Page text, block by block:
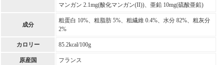
マンガン 2.1mg(酸化マンガン(II))、亜鉛 10mg(硫酸亜鉛)
成分
粗蛋白 10%、粗脂肪 5%、粗繊維 0.4%、水分 82%、粗灰分
2%
カロリー 85.2kcal/100g
原産国 フランス